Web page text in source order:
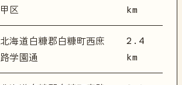
甲区 km
北海道白糠郡白糠町西庶
路学園通
2.4
km